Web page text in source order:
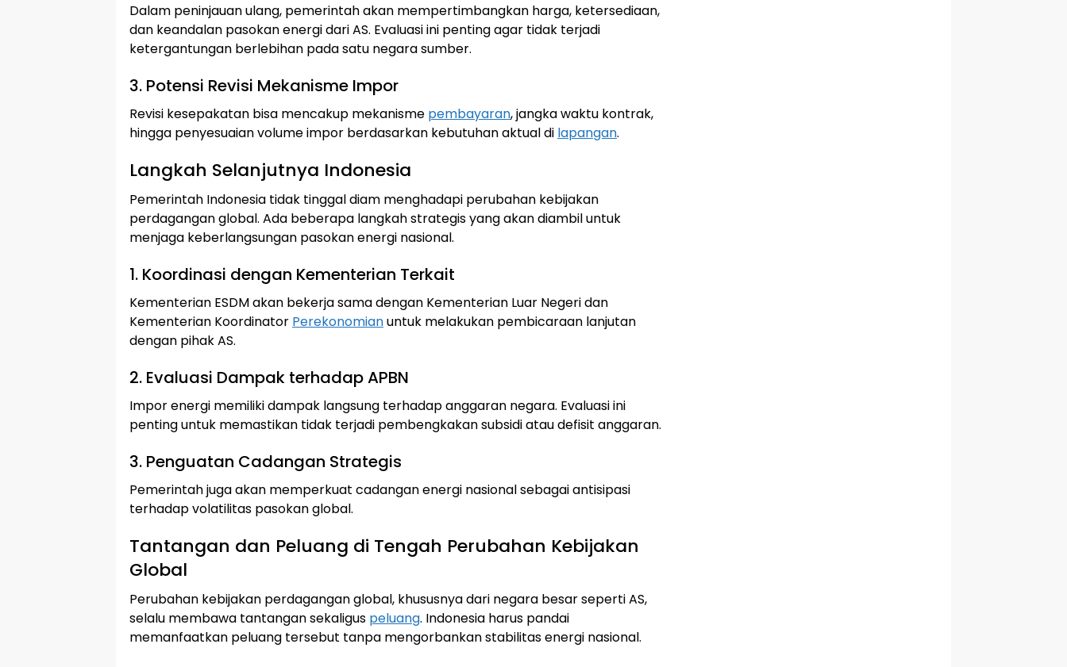
Dalam peninjauan ulang, pemerintah akan mempertimbangkan harga, ketersediaan,
dan keandalan pasokan energi dari AS. Evaluasi ini penting agar tidak terjadi
ketergantungan berlebihan pada satu negara sumber.
3. Potensi Revisi Mekanisme Impor
Revisi kesepakatan bisa mencakup mekanisme pembayaran, jangka waktu kontrak,
hingga penyesuaian volume impor berdasarkan kebutuhan aktual di lapangan.
Langkah Selanjutnya Indonesia
Pemerintah Indonesia tidak tinggal diam menghadapi perubahan kebijakan
perdagangan global. Ada beberapa langkah strategis yang akan diambil untuk
menjaga keberlangsungan pasokan energi nasional.
1. Koordinasi dengan Kementerian Terkait
Kementerian ESDM akan bekerja sama dengan Kementerian Luar Negeri dan
Kementerian Koordinator Perekonomianuntuk melakukan pembicaraan lanjutan
dengan pihak AS.
2. Evaluasi Dampak terhadap APBN
Impor energi memiliki dampak langsung terhadap anggaran negara. Evaluasi ini
penting untuk memastikan tidak terjadi pembengkakan subsidi atau defisit anggaran.
3. Penguatan Cadangan Strategis
Pemerintah juga akan memperkuat cadangan energi nasional sebagai antisipasi
terhadap volatilitas pasokan global.
Tantangan dan Peluang di Tengah Perubahan Kebijakan
Global
Perubahan kebijakan perdagangan global, khususnya dari negara besar seperti AS,
selalu membawa tantangan sekaligus peluang. Indonesia harus pandai
memanfaatkan peluang tersebut tanpa mengorbankan stabilitas energi nasional.